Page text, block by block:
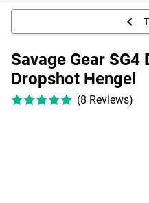
Savage Gear SG4
Dropshot Hengel
(8 Reviews)